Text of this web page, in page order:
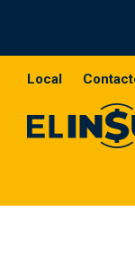
Local